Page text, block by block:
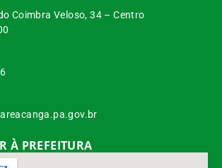
Coimbra Veloso, 34 – Centro
À PREFEITURA